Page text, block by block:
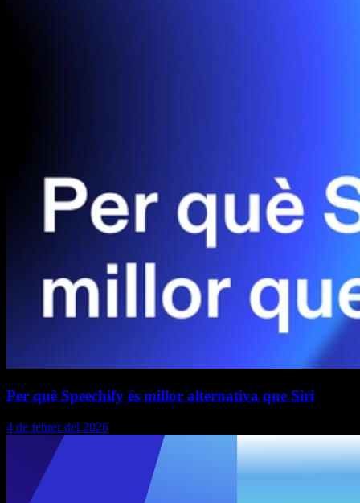
Per què Speechify és millor alternativa que Siri
4 de febrer del 2026